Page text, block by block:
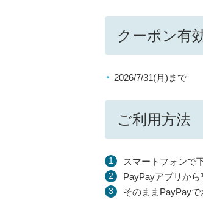
クーポン有
2026/7/31(月)まで
ご利用方法
スマートフォンで
PayPayアプリか
そのままPayPayで